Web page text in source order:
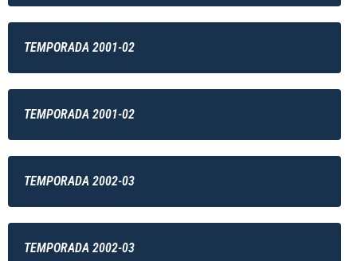
TEMPORADA 2001-02
TEMPORADA 2001-02
TEMPORADA 2002-03
TEMPORADA 2002-03